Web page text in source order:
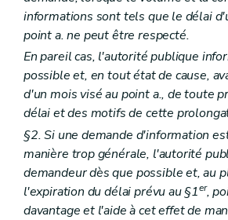
informations sont tels que le délai
point a. ne peut être respecté.
En pareil cas, l'autorité publique
possible et, en tout état de cause,
d'un mois visé au point a., de toute
délai et des motifs de cette
§2. Si une demande d'information
manière trop générale, l'autorité
demandeur dès que possible et, au
l'expiration du délai prévu au §1er,
davantage et l'aide à cet effet de